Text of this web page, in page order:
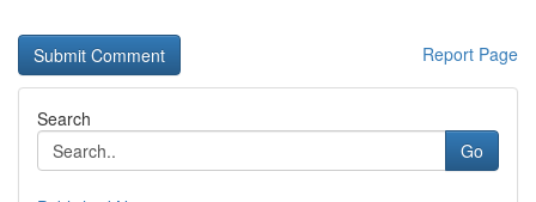
Report Page
Search
Go